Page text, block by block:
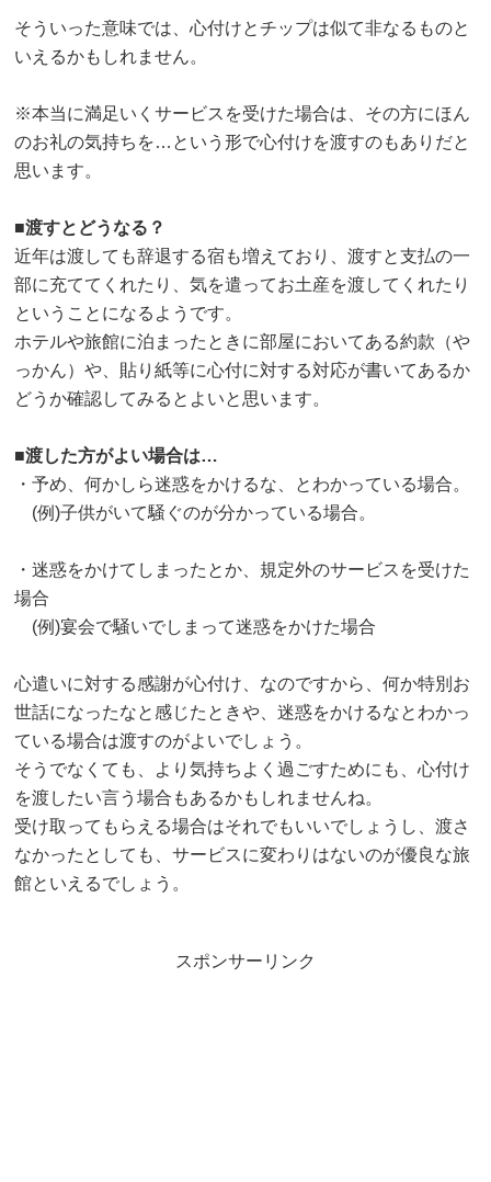
そういった意味では、心付けとチップは似て非なるものと
いえるかもしれません。
※本当に満足いくサービスを受けた場合は、その方にほん
のお礼の気持ちを…という形で心付けを渡すのもありだと
思います。
■渡すとどうなる？
近年は渡しても辞退する宿も増えており、渡すと支払の一
部に充ててくれたり、気を遣ってお土産を渡してくれたり
ということになるようです。
ホテルや旅館に泊まったときに部屋においてある約款（や
っかん）や、貼り紙等に心付に対する対応が書いてあるか
どうか確認してみるとよいと思います。
■渡した方がよい場合は…
・予め、何かしら迷惑をかけるな、とわかっている場合。
(例)子供がいて騒ぐのが分かっている場合。
・迷惑をかけてしまったとか、規定外のサービスを受けた
場合
(例)宴会で騒いでしまって迷惑をかけた場合
心遣いに対する感謝が心付け、なのですから、何か特別お
世話になったなと感じたときや、迷惑をかけるなとわかっ
ている場合は渡すのがよいでしょう。
そうでなくても、より気持ちよく過ごすためにも、心付け
を渡したい言う場合もあるかもしれませんね。
受け取ってもらえる場合はそれでもいいでしょうし、渡さ
なかったとしても、サービスに変わりはないのが優良な旅
館といえるでしょう。
スポンサーリンク